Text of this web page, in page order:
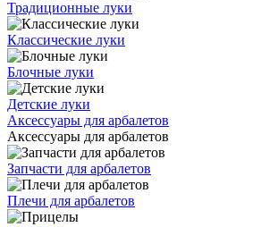
Традиционные луки
Классические луки
Блочные луки
Детские луки
Аксессуары для арбалетов
Аксессуары для арбалетов
Запчасти для арбалетов
Плечи для арбалетов